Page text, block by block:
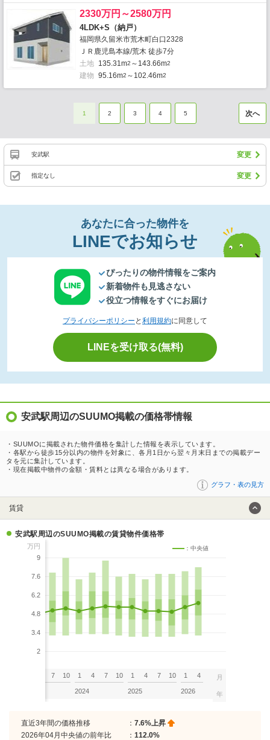
2330万円～2580万円
4LDK+S（納戸）
福岡県久留米市荒木町白口2328
ＪＲ鹿児島本線/荒木 徒歩7分
土地 135.31m2 ～143.66m2
建物 95.16m2 ～102.46m2
1 2 3 4 5 次へ
安武駅 変更
指定なし 変更
あなたに合った物件を
LINEでお知らせ
ぴったりの物件情報をご案内
新着物件も見逃さない
役立つ情報をすぐにお届け
プライバシーポリシー と 利用規約に同意して
LINEを受け取る(無料)
安武駅周辺のSUUMO掲載の価格帯情報
・SUUMOに掲載された物件価格を集計した情報を表示しています。
・各駅から徒歩15分以内の物件を対象に、各月1日から翌々月末日までの掲載デー
タを元に集計しています。
・現在掲載中物件の金額・賃料とは異なる場合があります。
グラフ・表の見方
賃貸
安武駅周辺のSUUMO掲載の賃貸物件価格帯
万円
9
7.6
6.2
4.8
3.4
2
：中央値
7 10 1 4 7 10
2024
1 4 7 10
2025
1 4
2026
月
年
直近3年間の価格推移 ： 7.6%上昇
2026年04月中央値の前年比
： 112.0%